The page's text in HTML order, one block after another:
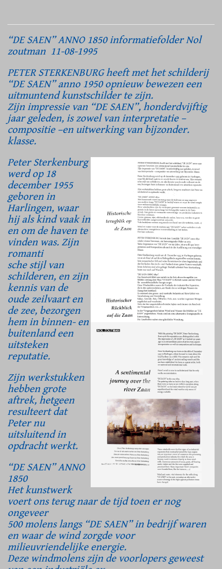
“DE SAEN” ANNO 1850 informatiefolder Nol
zoutman 11-08-1995
PETER STERKENBURG heeft met het schilderij
“DE SAEN” anno 1950 opnieuw bewezen een
uitmuntend kunstschilder te zijn.
Zijn impressie van “DE SAEN”, honderdvijftig
jaar geleden, is zowel van interpretatie –
compositie –en uitwerking van bijzonder.
klasse.
Peter Sterkenburg
werd op 18
december 1955
geboren in
Harlingen, waar
hij als kind vaak in
en om de haven te
vinden was. Zijn
romanti
sche stijl van
schilderen, en zijn
kennis van de
oude zeilvaart en
de zee, bezorgen
hem in binnen- en
buitenland een
uitsteken
reputatie.
Zijn werkstukken
hebben grote
aftrek, hetgeen
resulteert dat
Peter nu
uitsluitend in
opdracht werkt.
“DE SAEN” ANNO
1850
Het kunstwerk
voert ons terug naar de tijd toen er nog
ongeveer
500 molens langs “DE SAEN” in bedrijf waren
en waar de wind zorgde voor
milieuvriendelijke energie.
Deze windmolens zijn de voorlopers geweest